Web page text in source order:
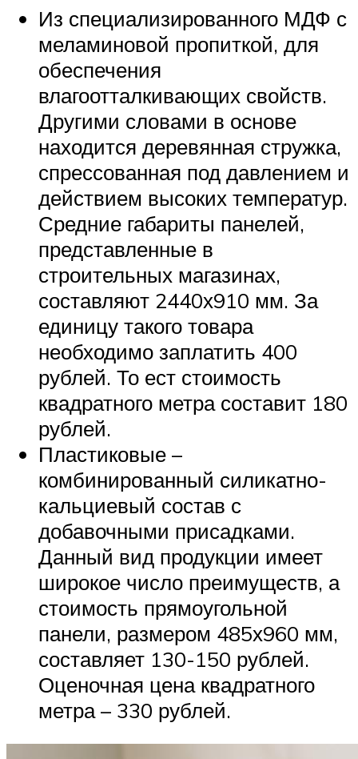
Из специализированного МДФ с
меламиновой пропиткой, для
обеспечения
влагоотталкивающих свойств.
Другими словами в основе
находится деревянная стружка,
спрессованная под давлением и
действием высоких температур.
Средние габариты панелей,
представленные в
строительных магазинах,
составляют 2440х910 мм. За
единицу такого товара
необходимо заплатить 400
рублей. То ест стоимость
квадратного метра составит 180
рублей.
Пластиковые –
комбинированный силикатно-
кальциевый состав с
добавочными присадками.
Данный вид продукции имеет
широкое число преимуществ, а
стоимость прямоугольной
панели, размером 485х960 мм,
составляет 130-150 рублей.
Оценочная цена квадратного
метра – 330 рублей.